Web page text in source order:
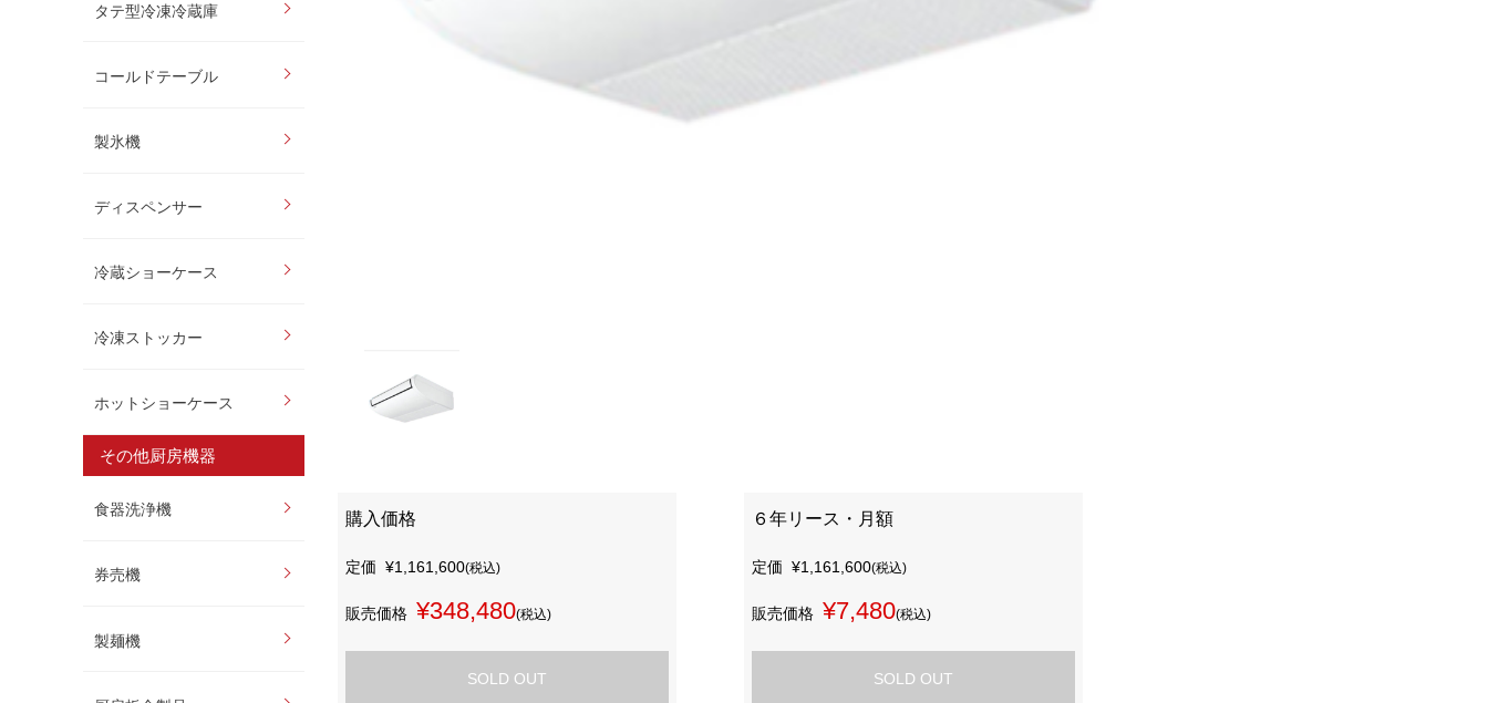
タテ型冷凍冷蔵庫
コールドテーブル
製氷機
ディスペンサー
冷蔵ショーケース
冷凍ストッカー
ホットショーケース
その他厨房機器
食器洗浄機
券売機
製麺機
購入価格
定価 ¥1,161,600(税込)
販売価格 ¥348,480(税込)
SOLD OUT
６年リース・月額
定価 ¥1,161,600(税込)
販売価格 ¥7,480(税込)
SOLD OUT